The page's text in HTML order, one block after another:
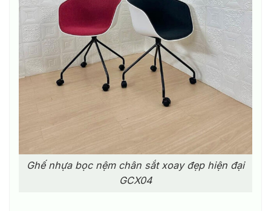
Ghế nhựa bọc nệm chân sắt xoay đẹp hiện đại
GCX04